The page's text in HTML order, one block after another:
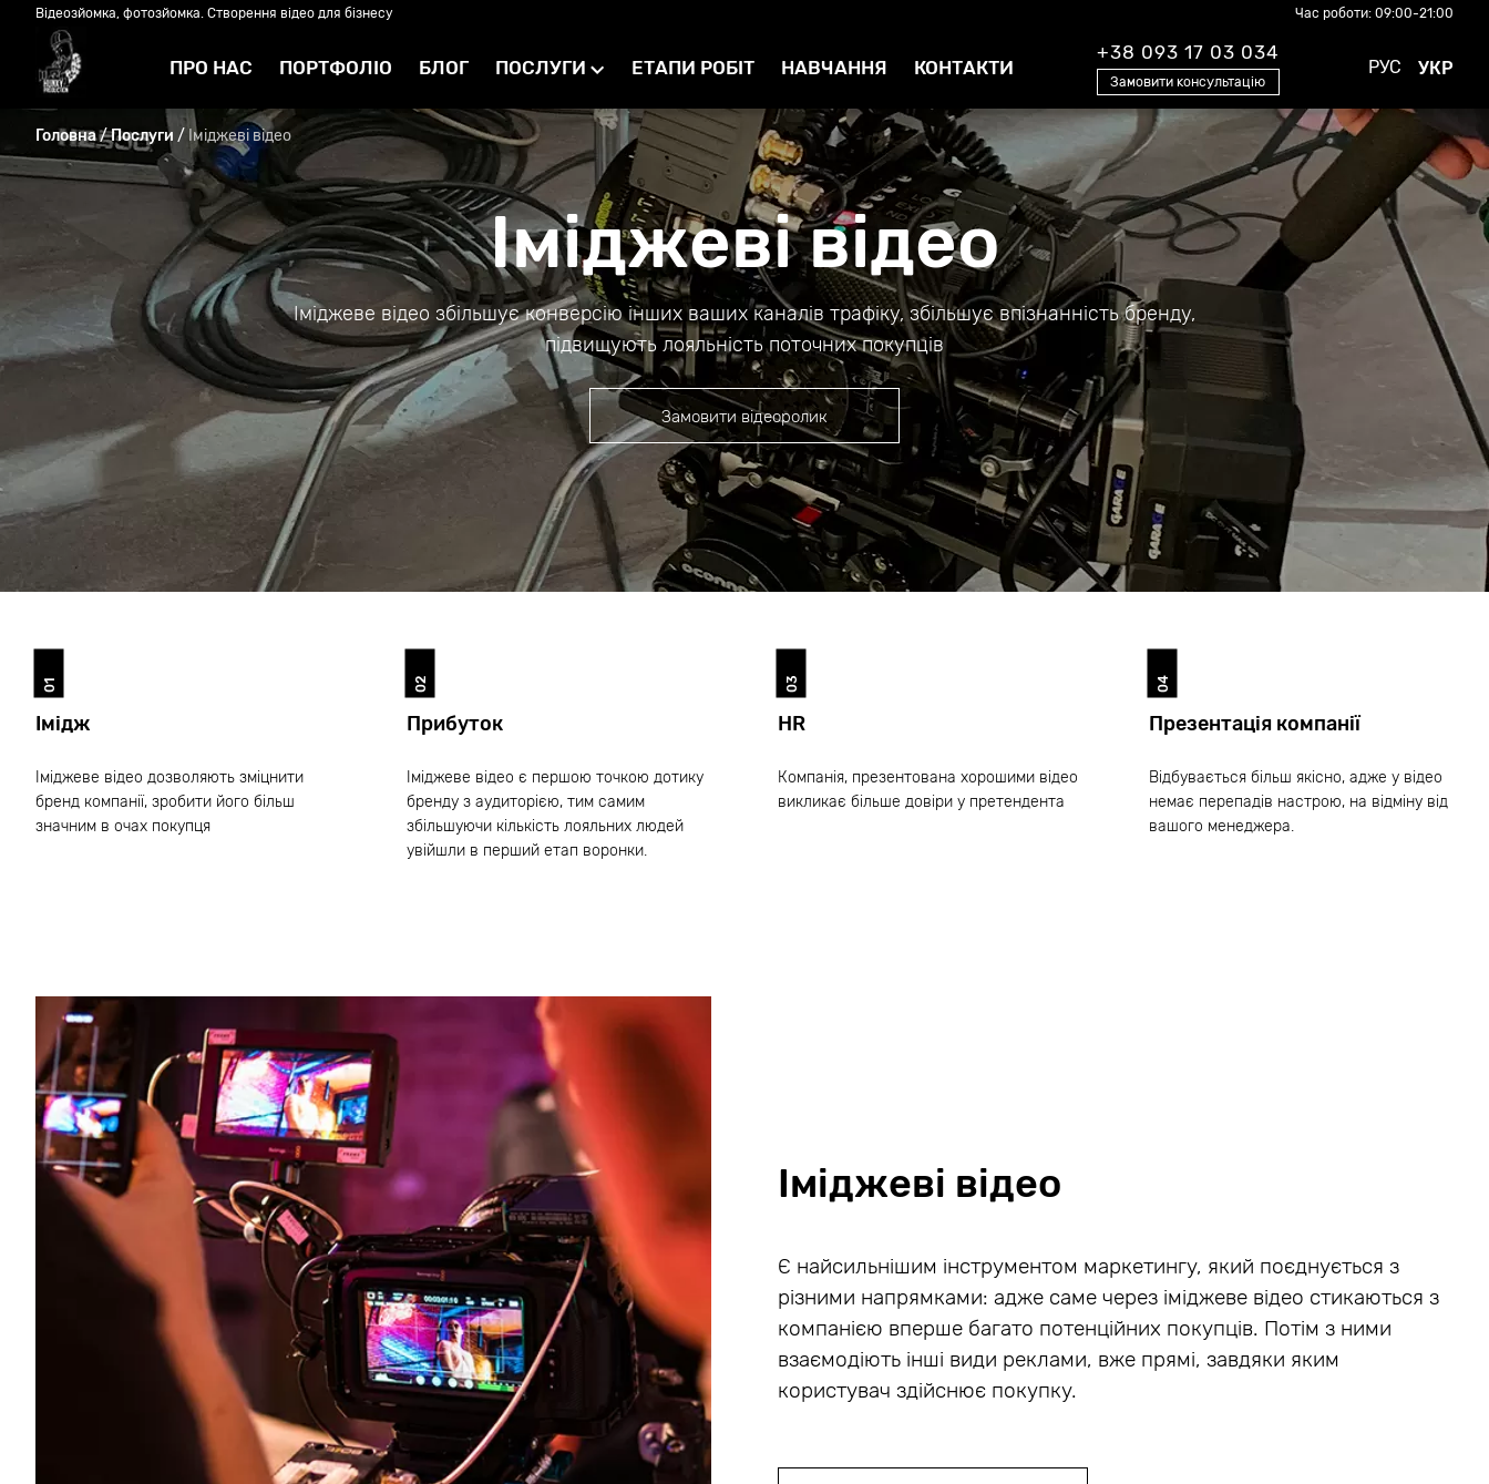
Відеозйомка, фотозйомка. Створення відео для бізнесу Час роботи: 09:00-21:00
ПРО НАС ПОРТФОЛІО БЛОГ ПОСЛУГИ ЕТАПИ РОБІТ НАВЧАННЯ КОНТАКТИ
+38 093 17 03 034
Замовити консультацію
РУС УКР
Головна/Послуги / Іміджеві відео
Іміджеві відео
Іміджеве відео збільшує конверсію інших ваших каналів трафіку, збільшує впізнанність бренду,
підвищують лояльність поточних покупців
Замовити відеоролик
01
Імідж
Іміджеве відео дозволяють зміцнити
бренд компанії, зробити його більш
значним в очах покупця
02
Прибуток
Іміджеве відео є першою точкою дотику
бренду з аудиторією, тим самим
збільшуючи кількість лояльних людей
увійшли в перший етап воронки.
03
HR
Компанія, презентована хорошими відео
викликає більше довіри у претендента
04
Презентація компанії
Відбувається більш якісно, адже у відео
немає перепадів настрою, на відміну від
вашого менеджера.
Іміджеві відео
Є найсильнішим інструментом маркетингу, який поєднується з
різними напрямками: адже саме через іміджеве відео стикаються з
компанією вперше багато потенційних покупців. Потім з ними
взаємодіють інші види реклами, вже прямі, завдяки яким
користувач здійснює покупку.